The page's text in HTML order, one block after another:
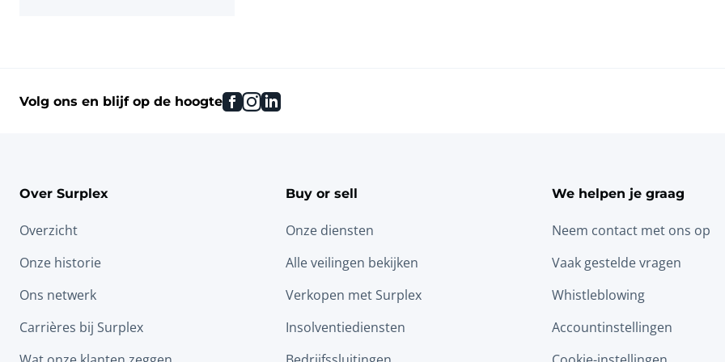
Volg ons en blijf op de hoogte facebook
instagram
linkedin
Over Surplex
Overzicht
Onze historie
Ons netwerk
Carrières bij Surplex
Buy or sell
Onze diensten
Alle veilingen bekijken
Verkopen met Surplex
Insolventiediensten
We helpen je graag
Neem contact met ons op
Vaak gestelde vragen
Whistleblowing
Accountinstellingen